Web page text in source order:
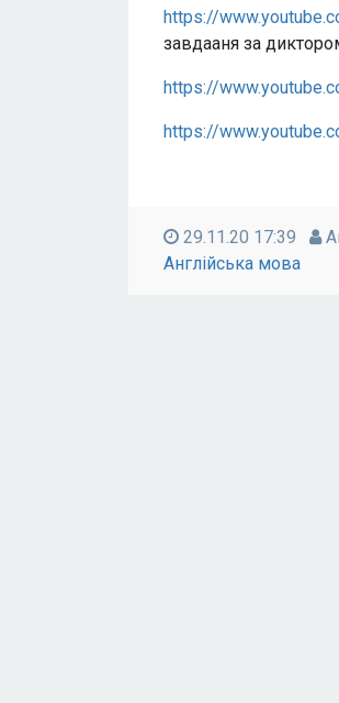
https://
завдааня за
https://
https://
29.11.20 17:39
Англійська мова